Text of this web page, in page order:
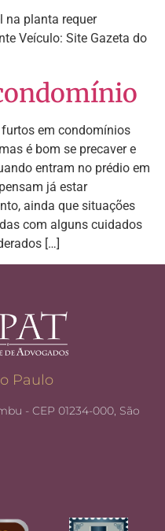
na planta requer
Veículo: Site Gazeta do
em condomínios
é bom se precaver e
entram no prédio em
já estar
ainda que situações
com alguns cuidados
[…]
Paulo
- CEP 01234-000, São